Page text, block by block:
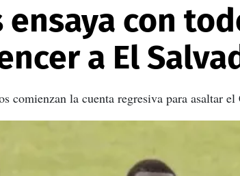
ensaya con
a El
comienzan la cuenta regresiva para asaltar el